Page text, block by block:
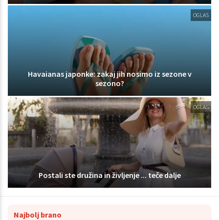
OGLAS
Havaianas japonke: zakaj jih nosimo iz sezone v
sezono?
OGLAS
Postali ste družina in življenje ... teče dalje
Najbolj brano